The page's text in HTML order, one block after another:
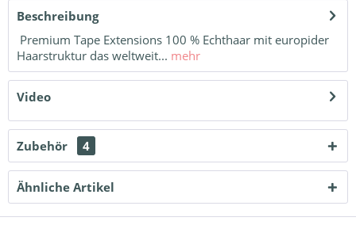
Beschreibung
Premium Tape Extensions 100 % Echthaar mit europider
Haarstruktur das weltweit... mehr
Video
Zubehör 4
Ähnliche Artikel